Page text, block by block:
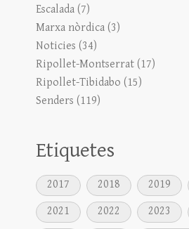
Escalada (7)
Marxa nòrdica (3)
Noticies (34)
Ripollet-Montserrat (17)
Ripollet-Tibidabo (15)
Senders (119)
Etiquetes
2017 2018 2019
2021
2022 2023